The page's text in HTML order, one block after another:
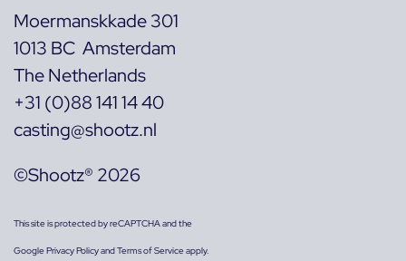
Moermanskkade 301
1013 BC Amsterdam
The Netherlands
+31 (0)88 141 14 40
casting@shootz.nl
©Shootz® 2026
This site is protected by reCAPTCHA and the
GooglePrivacy PolicyandTerms of Serviceapply.